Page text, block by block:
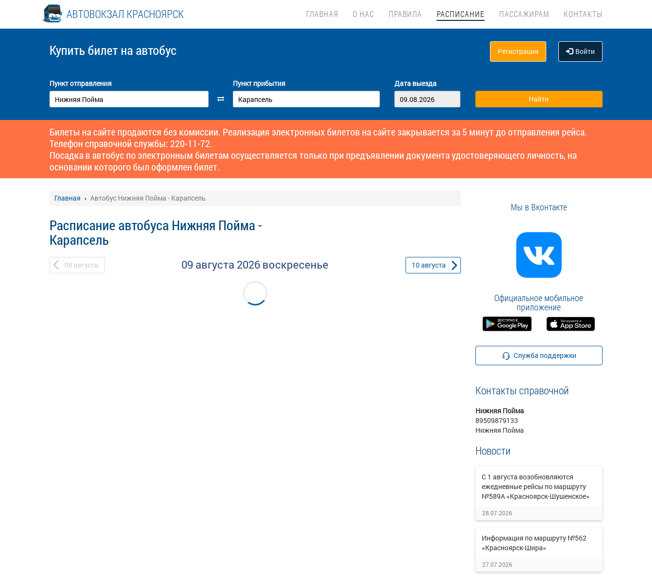
АВТОВОКЗАЛ КРАСНОЯРСК ГЛАВНАЯ О НАС ПРАВИЛА РАСПИСАНИЕ ПАССАЖИРАМ КОНТАКТЫ
Купить билет на автобус Регистрация Войти
Пункт отправления Пункт прибытия Дата выезда
Билеты на сайте продаются без комиссии. Реализация электронных билетов на сайте закрывается за 5 минут до отправления рейса.
Телефон справочной службы: 220-11-72.
Посадка в автобус по электронным билетам осуществляется только при предъявлении документа удостоверяющего личность, на
основании которого был оформлен билет.
Главная Автобус Нижняя Пойма - Карапсель
Расписание автобуса Нижняя Пойма -
Карапсель
08 августа 09 августа 2026 воскресенье 10августа
Мы в Вконтакте
Официальное мобильное
приложение
Служба поддержки
Контакты справочной
Нижняя Пойма
89509879133
Нижняя Пойма
Новости
С 1 августа возобновляются
ежедневные рейсы по маршруту
№589А «Красноярск-Шушенское»
28.07.2026
Информация по маршруту №562
«Красноярск-Шира»
27.07.2026